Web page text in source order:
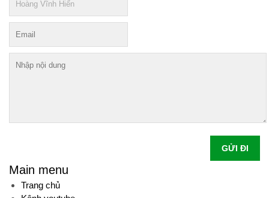
GỬI ĐI
Main menu
Trang chủ